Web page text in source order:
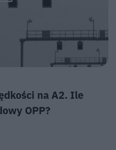
na A2. Ile
OPP?